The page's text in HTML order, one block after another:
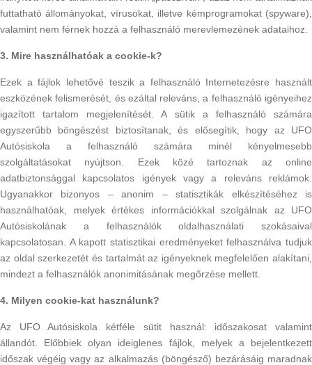
futtatható állományokat, vírusokat, illetve kémprogramokat (spyware),
valamint nem férnek hozzá a felhasználó merevlemezének adataihoz.
3. Mire használhatóak a cookie-k?
Ezek a fájlok lehetővé teszik a felhasználó Internetezésre használt
eszközének felismerését, és ezáltal releváns, a felhasználó igényeihez
igazított tartalom megjelenítését. A sütik a felhasználó számára
egyszerűbb böngészést biztosítanak, és elősegítik, hogy az UFO
Autósiskola a felhasználó számára minél kényelmesebb
szolgáltatásokat nyújtson. Ezek közé tartoznak az online
adatbiztonsággal kapcsolatos igények vagy a releváns reklámok.
Ugyanakkor bizonyos – anonim – statisztikák elkészítéséhez is
használhatóak, melyek értékes információkkal szolgálnak az UFO
Autósiskolának a felhasználók oldalhasználati szokásaival
kapcsolatosan. A kapott statisztikai eredményeket felhasználva tudjuk
az oldal szerkezetét és tartalmát az igényeknek megfelelően alakítani,
mindezt a felhasználók anonimitásának megőrzése mellett.
4. Milyen cookie-kat használunk?
Az UFO Autósiskola kétféle sütit használ: időszakosat valamint
állandót. Előbbiek olyan ideiglenes fájlok, melyek a bejelentkezett
időszak végéig vagy az alkalmazás (böngésző) bezárásáig maradnak